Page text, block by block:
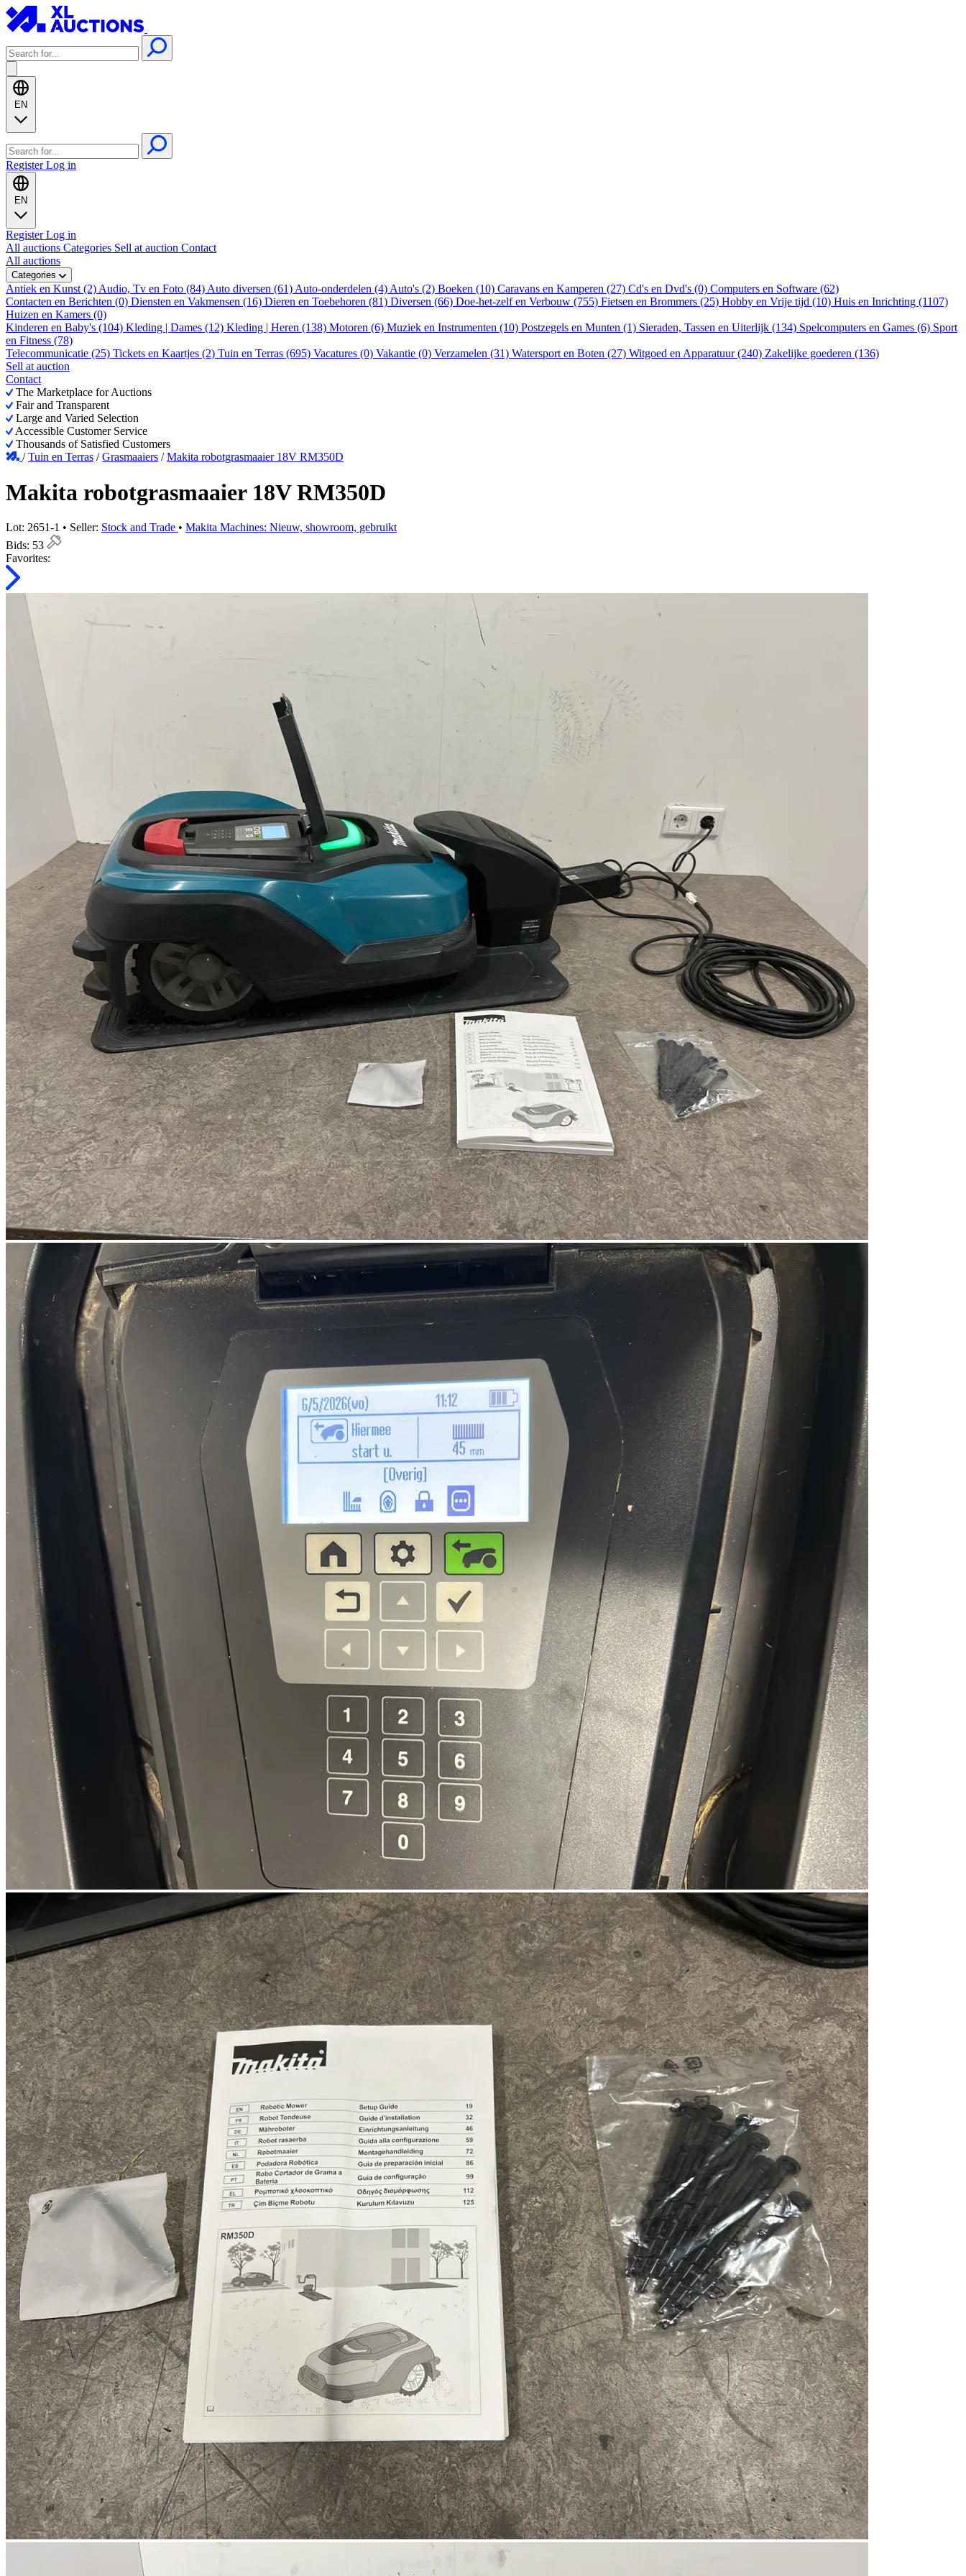
EN
RegisterLog in
EN
RegisterLog in
All auctions Categories Sell at auction Contact
All auctions
Categories
Antiek en Kunst (2) Audio, Tv en Foto (84) Auto diversen (61) Auto-onderdelen (4) Auto's (2) Boeken (10) Caravans en Kamperen (27) Cd's en Dvd's (0) Computers en Software (62)
Contacten en Berichten (0) Diensten en Vakmensen (16) Dieren en Toebehoren (81) Diversen (66) Doe-het-zelf en Verbouw (755) Fietsen en Brommers (25) Hobby en Vrije tijd (10) Huis en Inrichting (1107)
Huizen en Kamers (0)
Kinderen en Baby's (104) Kleding | Dames (12) Kleding | Heren (138) Motoren (6) Muziek en Instrumenten (10) Postzegels en Munten (1) Sieraden, Tassen en Uiterlijk (134) Spelcomputers en Games (6) Sport
en Fitness (78)
Telecommunicatie (25) Tickets en Kaartjes (2) Tuin en Terras (695) Vacatures (0) Vakantie (0) Verzamelen (31) Watersport en Boten (27) Witgoed en Apparatuur (240) Zakelijke goederen (136)
Sell at auction
Contact
The Marketplace for Auctions
Fair and Transparent
Large and Varied Selection
Accessible Customer Service
Thousands of Satisfied Customers
/Tuin en Terras /Grasmaaiers /Makita robotgrasmaaier 18V RM350D
Makita robotgrasmaaier 18V RM350D
Lot: 2651-1 • Seller: Stock and Trade • Makita Machines: Nieuw, showroom, gebruikt
Bids: 53
Favorites: